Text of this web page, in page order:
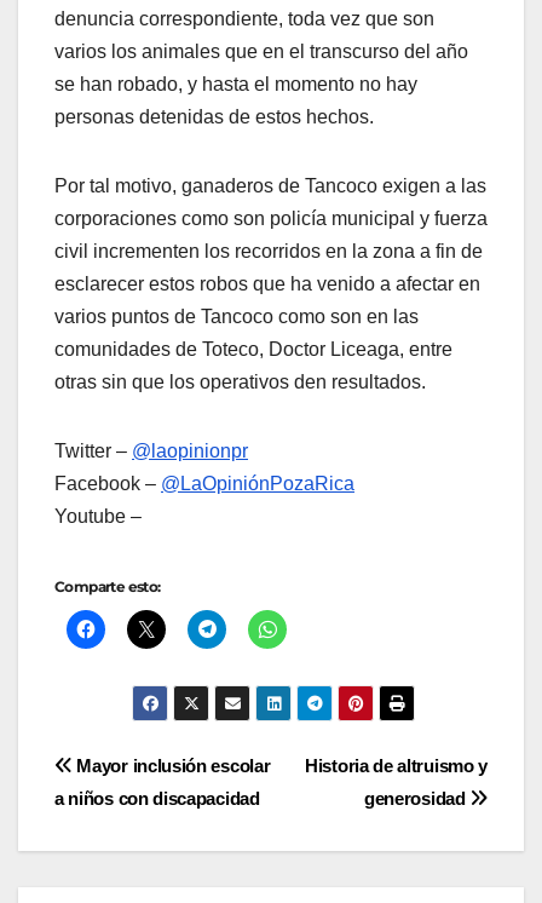
denuncia correspondiente, toda vez que son
varios los animales que en el transcurso del año
se han robado, y hasta el momento no hay
personas detenidas de estos hechos.
Por tal motivo, ganaderos de Tancoco exigen a las
corporaciones como son policía municipal y fuerza
civil incrementen los recorridos en la zona a fin de
esclarecer estos robos que ha venido a afectar en
varios puntos de Tancoco como son en las
comunidades de Toteco, Doctor Liceaga, entre
otras sin que los operativos den resultados.
Twitter – @laopinionpr
Facebook – @LaOpiniónPozaRica
Youtube –
Comparte esto:
Navegación
Historia de altruismo y
generosidad
Mayor inclusión escolar
a niños con discapacidad